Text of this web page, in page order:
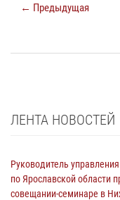
← Предыдущая
ЛЕНТА НОВОСТЕЙ
Руководитель
по Ярославской области
совещании-семинаре в